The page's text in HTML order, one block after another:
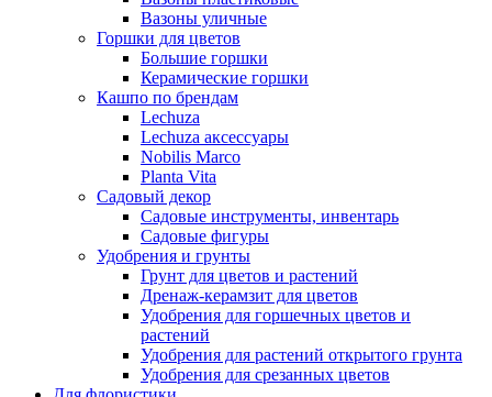
Вазоны уличные
Горшки для цветов
Большие горшки
Керамические горшки
Кашпо по брендам
Lechuza
Lechuza аксессуары
Nobilis Marco
Planta Vita
Садовый декор
Садовые инструменты, инвентарь
Садовые фигуры
Удобрения и грунты
Грунт для цветов и растений
Дренаж-керамзит для цветов
Удобрения для горшечных цветов и
растений
Удобрения для растений открытого грунта
Удобрения для срезанных цветов